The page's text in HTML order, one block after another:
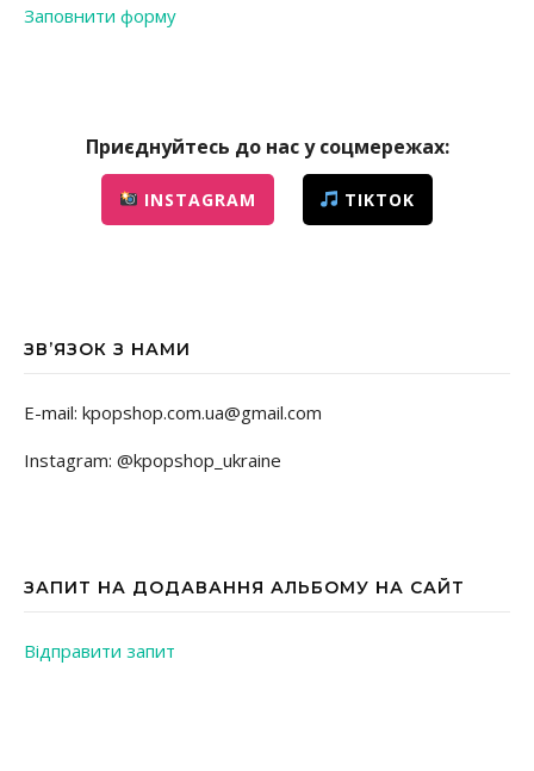
Заповнити форму
Приєднуйтесь до нас у соцмережах:
INSTAGRAM TIKTOK
ЗВ’ЯЗОК З НАМИ
E-mail: kpopshop.com.ua@gmail.com
Instagram: @kpopshop_ukraine
ЗАПИТ НА ДОДАВАННЯ АЛЬБОМУ НА САЙТ
Відправити запит